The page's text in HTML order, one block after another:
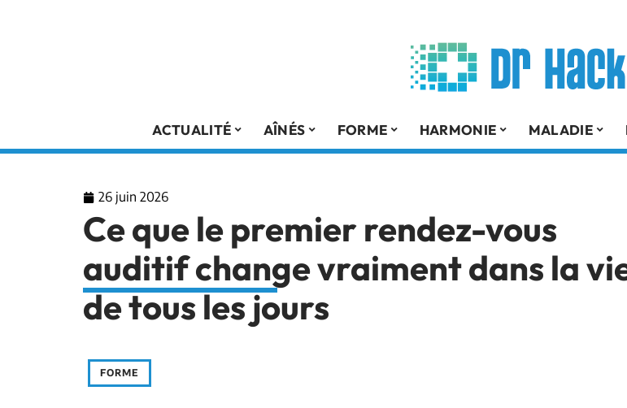
ACTUALITÉ AÎNÉS FORME HARMONIE MALADIE
26 juin 2026
Ce que le premier rendez-vous
auditif change vraiment dans la
de tous les jours
FORME